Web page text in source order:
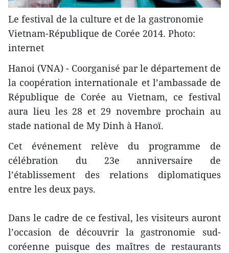
Le festival de la culture et de la gastronomie
Vietnam-République de Corée 2014. Photo:
internet
Hanoi (VNA) - Coorganisé par le département de
la coopération internationale et l’ambassade de
République de Corée au Vietnam, ce festival
aura lieu les 28 et 29 novembre prochain au
stade national de My Dinh à Hanoï.
Cet événement relève du programme de
célébration du 23e anniversaire de
l’établissement des relations diplomatiques
entre les deux pays.
Dans le cadre de ce festival, les visiteurs auront
l’occasion de découvrir la gastronomie sud-
coréenne puisque des maîtres de restaurants